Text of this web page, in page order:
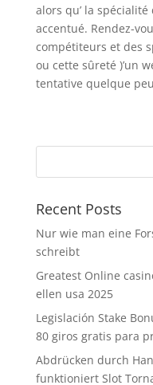
alors qu’ la
accentué. Rendez-
compétiteurs et des
ou cette sûreté )’un
tentative quelque
Recent Posts
Nur wie man eine
schreibt
Greatest Online
ellen usa 2025
Legislación Stake
80 giros gratis para
Abdrücken durch
funktioniert Slot